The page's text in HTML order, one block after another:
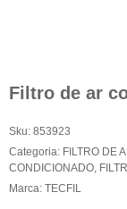
Filtro de ar
Sku: 853923
Categoria: FILTRO DE
CONDICIONADO,
Marca: TECFIL